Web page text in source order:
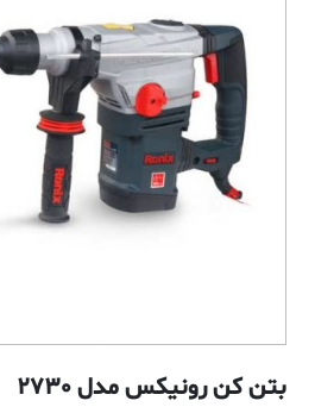
بتن کن رونیکس مدل 2730